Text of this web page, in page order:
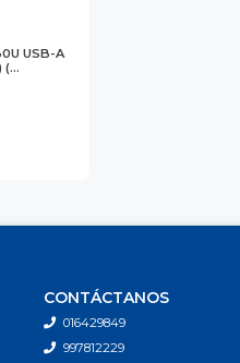
USB-A
(...
CONTÁCTANOS
016429849
997812229